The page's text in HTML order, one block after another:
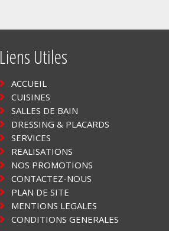
Liens Utiles
ACCUEIL
CUISINES
SALLES DE BAIN
DRESSING & PLACARDS
SERVICES
REALISATIONS
NOS PROMOTIONS
CONTACTEZ-NOUS
PLAN DE SITE
MENTIONS LEGALES
CONDITIONS GENERALES